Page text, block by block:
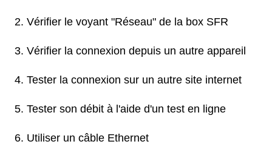
Vérifier le voyant "Réseau" de la box SFR
Vérifier la connexion depuis un autre appareil
Tester la connexion sur un autre site internet
Tester son débit à l'aide d'un test en ligne
Utiliser un câble Ethernet